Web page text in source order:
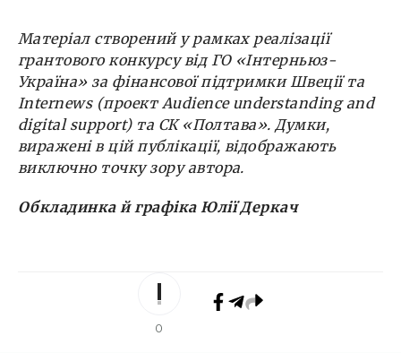
Матеріал створений у рамках реалізації
грантового конкурсу від ГО «Інтерньюз-
Україна» за фінансової підтримки Швеції та
Internews (проект Audience understanding and
digital support) та СК «Полтава». Думки,
виражені в цій публікації, відображають
виключно точку зору автора.
Обкладинка й графіка Юлії Деркач
0